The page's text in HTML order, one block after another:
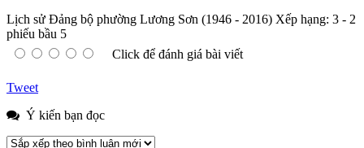
Lịch sử Đảng bộ phường Lương Sơn (1946 - 2016) Xếp hạng: 3 - 2
phiếu bầu 5
Click để đánh giá bài viết
Tweet
Ý kiến bạn đọc